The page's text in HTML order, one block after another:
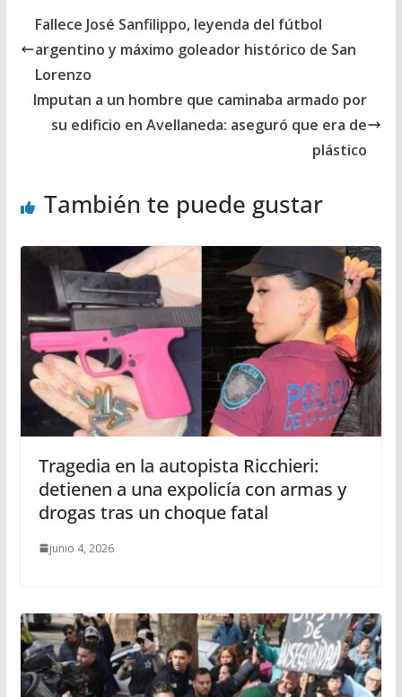
Fallece José Sanfilippo, leyenda del fútbol
argentino y máximo goleador histórico de San
Lorenzo
Imputan a un hombre que caminaba armado por
su edificio en Avellaneda: aseguró que era de
plástico
También te puede gustar
Tragedia en la autopista Ricchieri:
detienen a una expolicía con armas y
drogas tras un choque fatal
junio 4, 2026